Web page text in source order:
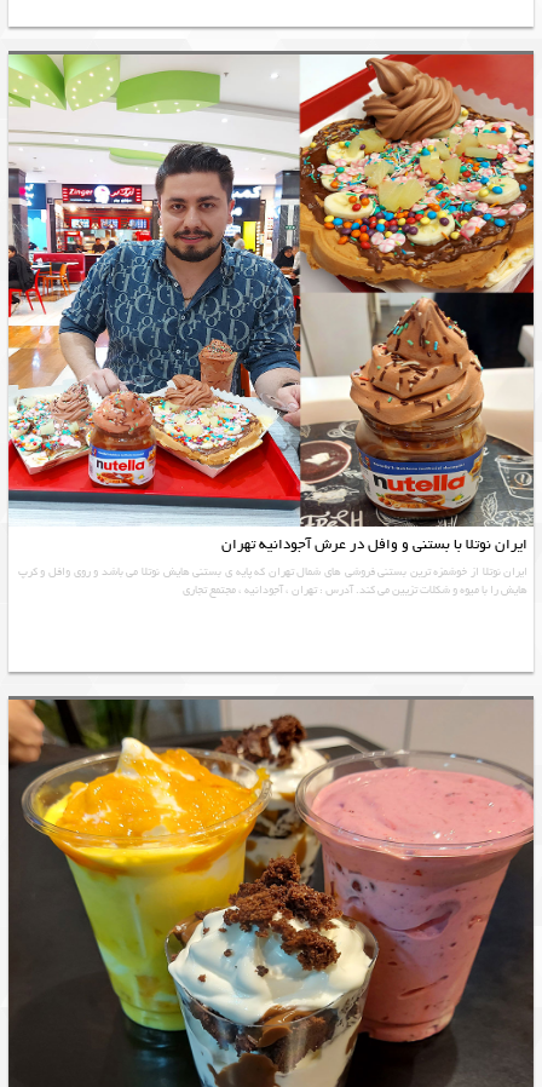
ایران نوتلا با بستنی و وافل در عرش آجودانیه تهران
ایران نوتلا از خوشمزه ترین بستنی فروشی های شمال تهران که پایه ی بستنی هایش نوتلا می باشد و روی وافل و کرپ
هایش را با میوه و شکلات تزیین می کند. آدرس : تهران ، آجودانيه ، مجتمع تجاري